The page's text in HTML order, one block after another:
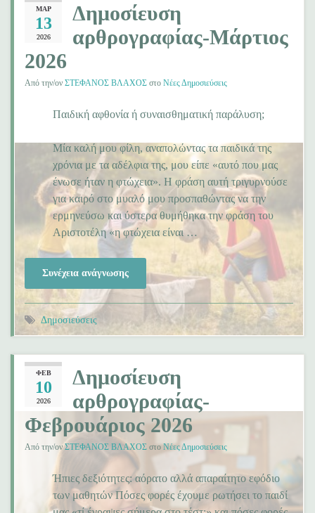
ΜΑΡ
13
2026
Δημοσίευση
αρθρογραφίας-Μάρτιος
2026
Από την/ον ΣΤΕΦΑΝΟΣ ΒΛΑΧΟΣ στο Νέες Δημοσιεύσεις
Παιδική αφθονία ή συναισθηματική παράλυση;
Μία καλή μου φίλη, αναπολώντας τα παιδικά της
χρόνια με τα αδέλφια της, μου είπε «αυτό που μας
ένωσε ήταν η φτώχεια». Η φράση αυτή τριγυρνούσε
για καιρό στο μυαλό μου προσπαθώντας να την
ερμηνεύσω και ύστερα θυμήθηκα την φράση του
Αριστοτέλη «η φτώχεια είναι …
Συνέχεια ανάγνωσης
Δημοσιεύσεις
ΦΕΒ
10
2026
Δημοσίευση
αρθρογραφίας-
Φεβρουάριος 2026
Από την/ονΣΤΕΦΑΝΟΣ ΒΛΑΧΟΣ στοΝέες Δημοσιεύσεις
Ήπιες δεξιότητες: αόρατο αλλά απαραίτητο εφόδιο
των μαθητών Πόσες φορές έχουμε ρωτήσει το παιδί